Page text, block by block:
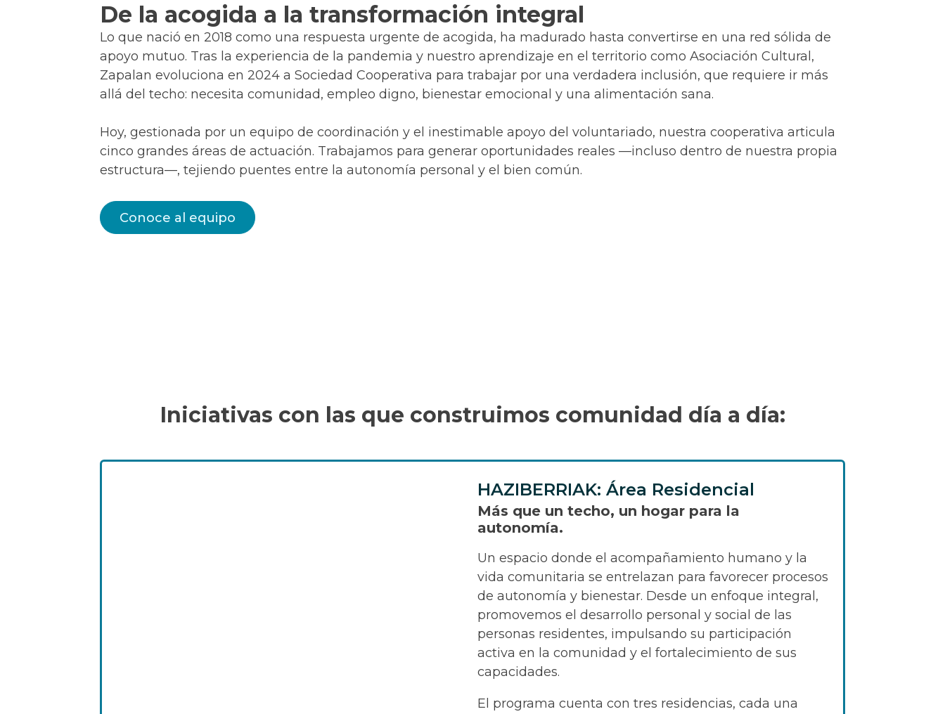
De la acogida a la transformación integral
Lo que nació en 2018 como una respuesta urgente de acogida, ha madurado hasta convertirse en una red sólida de
apoyo mutuo. Tras la experiencia de la pandemia y nuestro aprendizaje en el territorio como Asociación Cultural,
Zapalan evoluciona en 2024 a Sociedad Cooperativa para trabajar por una verdadera inclusión, que requiere ir más
allá del techo: necesita comunidad, empleo digno, bienestar emocional y una alimentación sana.
Hoy, gestionada por un equipo de coordinación y el inestimable apoyo del voluntariado, nuestra cooperativa articula
cinco grandes áreas de actuación. Trabajamos para generar oportunidades reales —incluso dentro de nuestra propia
estructura—, tejiendo puentes entre la autonomía personal y el bien común.
Conoce al equipo
Iniciativas con las que construimos comunidad día a día:
HAZIBERRIAK: Área Residencial
Más que un techo, un hogar para la
autonomía.
Un espacio donde el acompañamiento humano y la
vida comunitaria se entrelazan para favorecer procesos
de autonomía y bienestar. Desde un enfoque integral,
promovemos el desarrollo personal y social de las
personas residentes, impulsando su participación
activa en la comunidad y el fortalecimiento de sus
capacidades.
El programa cuenta con tres residencias, cada una